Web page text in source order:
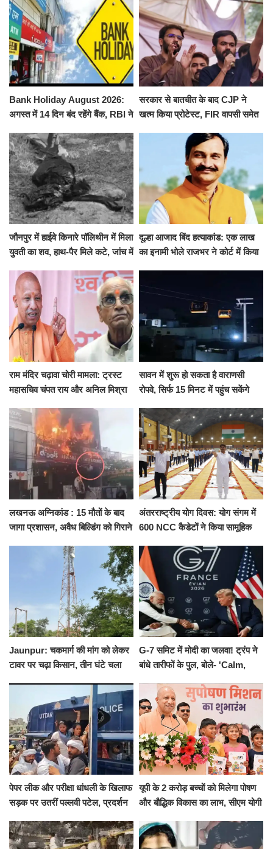
निलंबित
जलाभिषेक
Bank Holiday August 2026:
अगस्त में 14 दिन बंद रहेंगे बैंक, RBI ने
सरकार से बातचीत के बाद CJP ने
खत्म किया प्रोटेस्ट, FIR वापसी समेत
जौनपुर में हाईवे किनारे पॉलिथीन में मिला
युवती का शव, हाथ-पैर मिले कटे, जांच में
दूल्हा आजाद बिंद हत्याकांड: एक लाख
का इनामी भोले राजभर ने कोर्ट में किया
राम मंदिर चढ़ावा चोरी मामला: ट्रस्ट
महासचिव चंपत राय और अनिल मिश्रा
को नहीं...
सावन में शुरू हो सकता है वाराणसी
रोपवे, सिर्फ 15 मिनट में पहुंच सकेंगे
किराया
लखनऊ अग्निकांड : 15 मौतों के बाद
जागा प्रशासन, अवैध बिल्डिंग को गिराने
अंतरराष्ट्रीय योग दिवस: योग संगम में
600 NCC कैडेटों ने किया सामूहिक
संकल्प
Jaunpur: चकमार्ग की मांग को लेकर
टावर पर चढ़ा किसान, तीन घंटे चला
G-7 समिट में मोदी का जलवा! ट्रंप ने
बांधे तारीफों के पुल, बोले- 'Calm,
पेपर लीक और परीक्षा धांधली के खिलाफ
सड़क पर उतरीं पल्लवी पटेल, प्रदर्शन
यूपी के 2 करोड़ बच्चों को मिलेगा पोषण
और बौद्धिक विकास का लाभ, सीएम योगी